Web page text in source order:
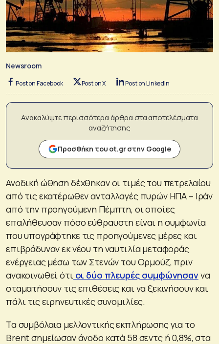
Newsroom
Post on Facebook Post on X Post on LinkedIn
Ανακαλύψτε περισσότερα άρθρα στα αποτελέσματα
αναζήτησης
Προσθήκη του ot.gr στην Google
Ανοδική ώθηση δέχθηκαν οι τιμές του πετρελαίου
από τις εκατέρωθεν ανταλλαγές πυρών ΗΠΑ – Ιράν
από την προηγούμενη Πέμπτη, οι οποίες
επαλήθευσαν πόσο εύθραυστη είναι η συμφωνία
που υπογράφτηκε τις προηγούμενες μέρες και
επιβράδυναν εκ νέου τη ναυτιλία μεταφοράς
ενέργειας μέσω των Στενών του Ορμούζ, πριν
ανακοινωθεί ότι οι δύο πλευρές συμφώνησαννα
σταματήσουν τις επιθέσεις και να ξεκινήσουν και
πάλι τις ειρηνευτικές συνομιλίες.
Τα συμβόλαια μελλοντικής εκπλήρωσης για το
Brent σημείωσαν άνοδο κατά 58 σεντς ή 0,8%, στα